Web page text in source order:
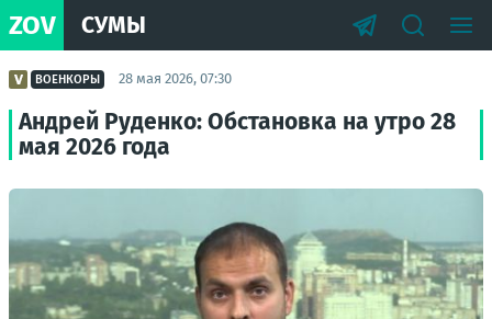
ZOV СУМЫ
ВОЕНКОРЫ 28 мая 2026, 07:30
Андрей Руденко: Обстановка на утро 28
мая 2026 года